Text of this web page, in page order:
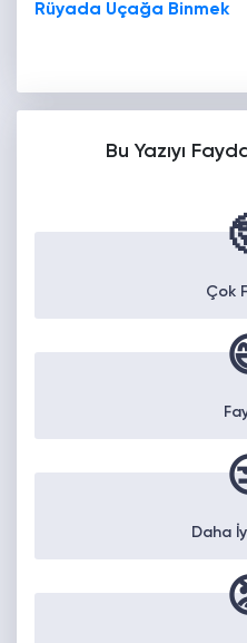
Rüyada Uçağa Binmek
Bu Yazıyı
Çok
Daha